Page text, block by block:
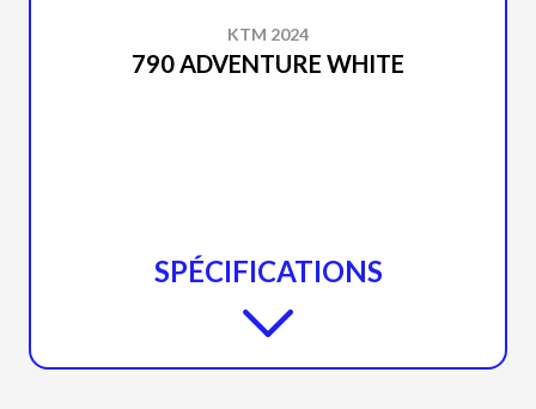
KTM 2024
790 ADVENTURE WHITE
SPÉCIFICATIONS